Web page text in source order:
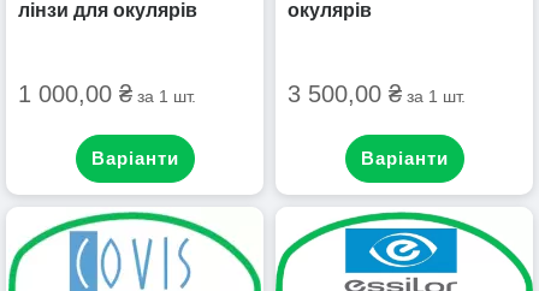
лінзи для окулярів
1 000,00 ₴ за 1 шт.
Варіанти
окулярів
3 500,00 ₴ за 1 шт.
Варіанти